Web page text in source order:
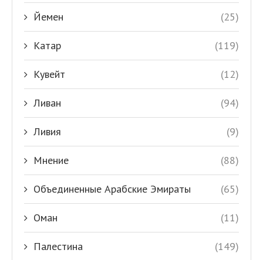
Йемен (25)
Катар (119)
Кувейт (12)
Ливан (94)
Ливия (9)
Мнение (88)
Объединенные Арабские Эмираты (65)
Оман (11)
Палестина (149)